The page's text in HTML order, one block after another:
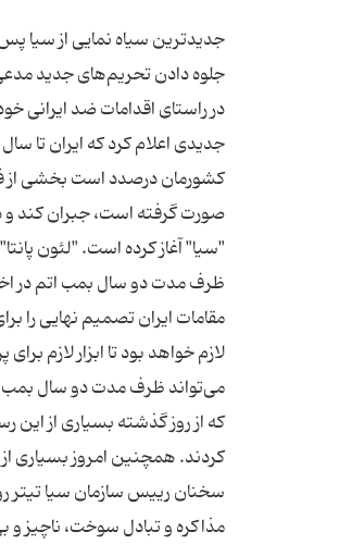
جدیدترین سیاه نمایی از سیا
جلوه دادن تحریم‌های جدید
در راستای اقدامات ضد ایرانی
کشورمان درصدد است بخشی از
صورت گرفته است، جبران کند و
"سیا" آغاز کرده است. "لئون
ظرف مدت دو سال بمب اتم در
مقامات ایران تصمیم نهایی را
لازم خواهد بود تا ابزار لازم
می‌تواند ظرف مدت دو سال بمب
که از روز گذشته بسیاری از این
کردند. همچنین امروز بسیاری
سخنان رییس سازمان سیا تیتر
مذاکره و تبادل سوخت، ناچیز